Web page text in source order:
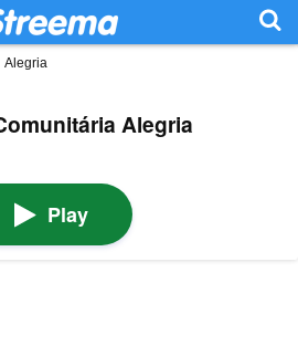
Alegria
Alegria
Play